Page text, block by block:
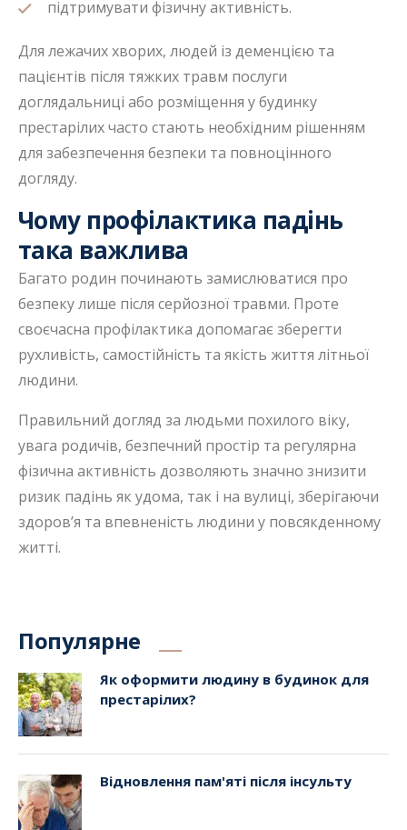
підтримувати фізичну активність.
Для лежачих хворих, людей із деменцією та
пацієнтів після тяжких травм послуги
доглядальниці або розміщення у будинку
престарілих часто стають необхідним рішенням
для забезпечення безпеки та повноцінного
догляду.
Чому профілактика падінь
така важлива
Багато родин починають замислюватися про
безпеку лише після серйозної травми. Проте
своєчасна профілактика допомагає зберегти
рухливість, самостійність та якість життя літньої
людини.
Правильний догляд за людьми похилого віку,
увага родичів, безпечний простір та регулярна
фізична активність дозволяють значно знизити
ризик падінь як удома, так і на вулиці, зберігаючи
здоров’я та впевненість людини у повсякденному
житті.
Популярне
Як оформити людину в будинок для
престарілих?
Відновлення пам'яті після інсульту